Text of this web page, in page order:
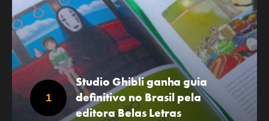
Studio Ghibli ganha guia
definitivo no Brasil pela
editora Belas Letras